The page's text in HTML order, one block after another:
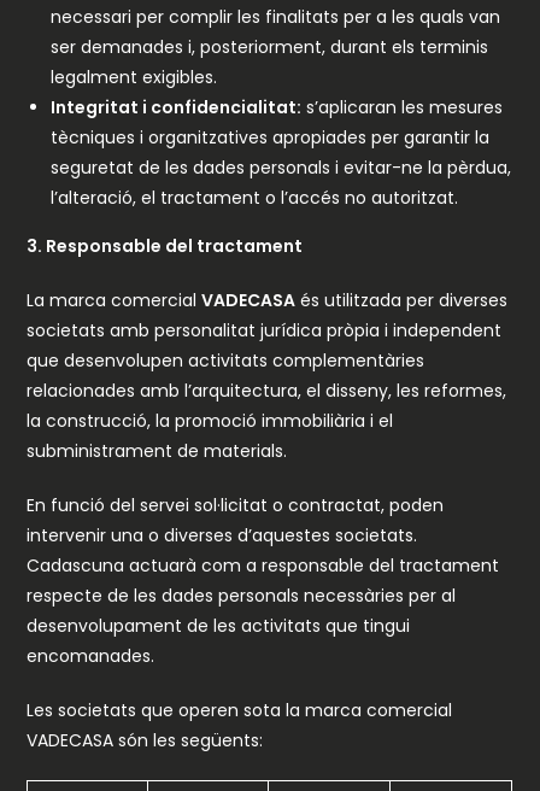
necessari per complir les finalitats per a les quals van
ser demanades i, posteriorment, durant els terminis
legalment exigibles.
Integritat i confidencialitat: s’aplicaran les mesures
tècniques i organitzatives apropiades per garantir la
seguretat de les dades personals i evitar-ne la pèrdua,
l’alteració, el tractament o l’accés no autoritzat.
3. Responsable del tractament
La marca comercialVADECASA és utilitzada per diverses
societats amb personalitat jurídica pròpia i independent
que desenvolupen activitats complementàries
relacionades amb l’arquitectura, el disseny, les reformes,
la construcció, la promoció immobiliària i el
subministrament de materials.
En funció del servei sol·licitat o contractat, poden
intervenir una o diverses d’aquestes societats.
Cadascuna actuarà com a responsable del tractament
respecte de les dades personals necessàries per al
desenvolupament de les activitats que tingui
encomanades.
Les societats que operen sota la marca comercial
VADECASA són les següents: